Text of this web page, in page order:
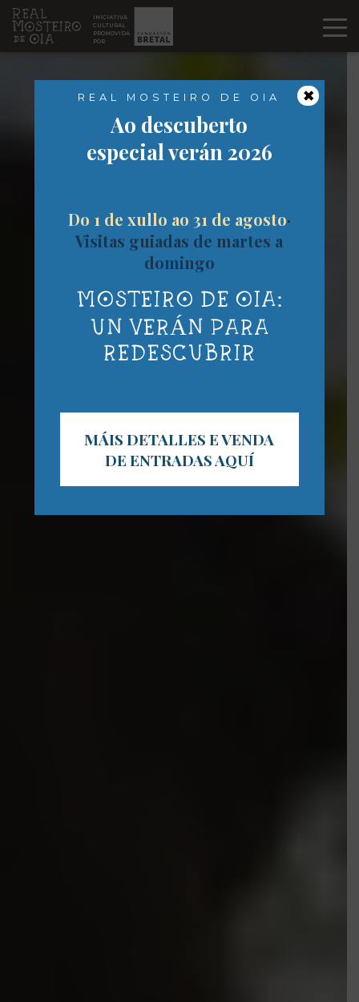
Ir al contenido
INICIATIVA
CULTURAL
PROMOVIDA
POR
REAL MOSTEIRO DE OIA
Ao descuberto
especial verán 2026
Do 1 de xullo ao 31 de agosto·
Visitas guiadas de martes a
domingo
MOSTEIRO DE OIA:
UN VERÁN PARA
REDESCUBRIR
MÁIS DETALLES E VENDA
DE ENTRADAS AQUÍ
×